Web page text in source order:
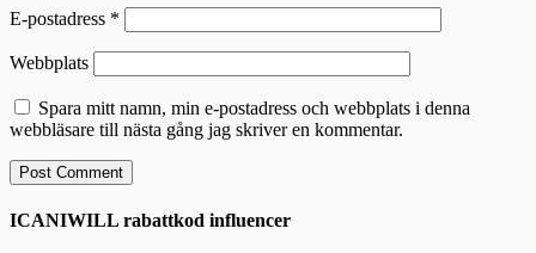
E-postadress *
Webbplats
Spara mitt namn, min e-postadress och webbplats i denna
webbläsare till nästa gång jag skriver en kommentar.
ICANIWILL rabattkod influencer